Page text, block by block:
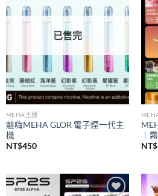
已售完
MEHA主機
魅嗨MEHA GLOR 電子煙一代主
機
NT$450
｜
NT$